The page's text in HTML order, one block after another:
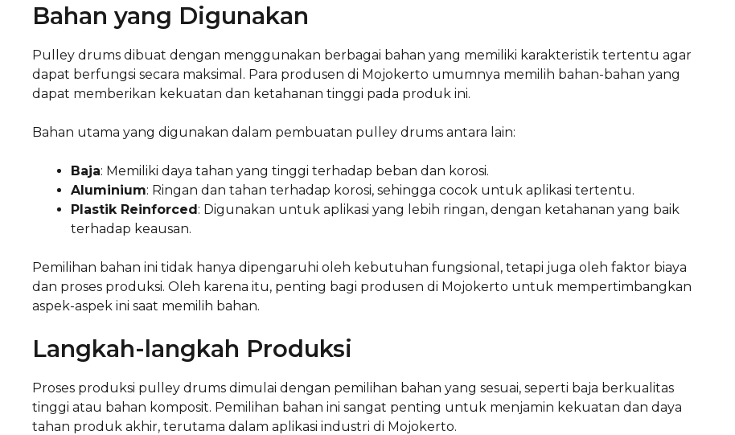
Bahan yang Digunakan
Pulley drums dibuat dengan menggunakan berbagai bahan yang memiliki karakteristik tertentu agar
dapat berfungsi secara maksimal. Para produsen di Mojokerto umumnya memilih bahan-bahan yang
dapat memberikan kekuatan dan ketahanan tinggi pada produk ini.
Bahan utama yang digunakan dalam pembuatan pulley drums antara lain:
Baja: Memiliki daya tahan yang tinggi terhadap beban dan korosi.
Aluminium: Ringan dan tahan terhadap korosi, sehingga cocok untuk aplikasi tertentu.
Plastik Reinforced: Digunakan untuk aplikasi yang lebih ringan, dengan ketahanan yang baik
terhadap keausan.
Pemilihan bahan ini tidak hanya dipengaruhi oleh kebutuhan fungsional, tetapi juga oleh faktor biaya
dan proses produksi. Oleh karena itu, penting bagi produsen di Mojokerto untuk mempertimbangkan
aspek-aspek ini saat memilih bahan.
Langkah-langkah Produksi
Proses produksi pulley drums dimulai dengan pemilihan bahan yang sesuai, seperti baja berkualitas
tinggi atau bahan komposit. Pemilihan bahan ini sangat penting untuk menjamin kekuatan dan daya
tahan produk akhir, terutama dalam aplikasi industri di Mojokerto.